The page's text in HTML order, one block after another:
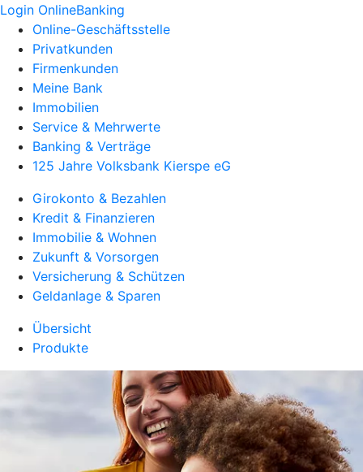
Login OnlineBanking
Online-Geschäftsstelle
Privatkunden
Firmenkunden
Meine Bank
Immobilien
Service & Mehrwerte
Banking & Verträge
125 Jahre Volksbank Kierspe eG
Girokonto & Bezahlen
Kredit & Finanzieren
Immobilie & Wohnen
Zukunft & Vorsorgen
Versicherung & Schützen
Geldanlage & Sparen
Übersicht
Produkte